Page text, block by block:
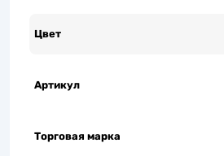
Цвет
Артикул
Торговая марка